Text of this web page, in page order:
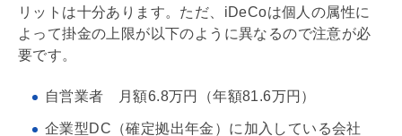
リットは十分あります。ただ、 iDeCoは個人の属性に
よって掛金の上限が以下のように異なるので注意が必
要です。
自営業者 月額6.8万円（年額81.6万円）
企業型DC（確定拠出年金）に加入している会社